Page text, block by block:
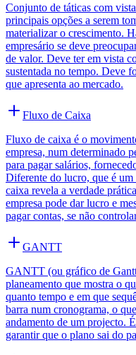
Conjunto de táticas com
principais opções a serem
materializar o crescimento.
empresário se deve
de valor. Deve ter em vista
sustentada no tempo. Deve
que apresenta ao mercado.
Fluxo de Caixa
Fluxo de caixa é o
empresa, num determinado
para pagar salários,
Diferente do lucro, que é
caixa revela a verdade
empresa pode dar lucro e
pagar contas, se não
GANTT
GANTT (ou gráfico de
planeamento que mostra o
quanto tempo e em que
barra num cronograma, o
andamento de um projecto.
garantir que o plano sai do